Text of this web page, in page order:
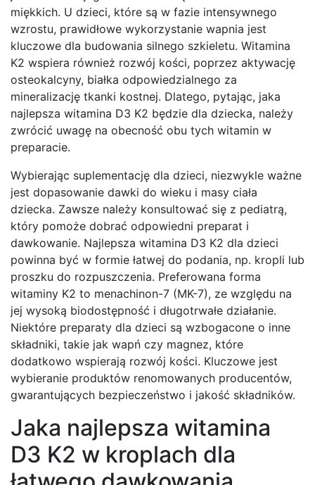
miękkich. U dzieci, które są w fazie intensywnego
wzrostu, prawidłowe wykorzystanie wapnia jest
kluczowe dla budowania silnego szkieletu. Witamina
K2 wspiera również rozwój kości, poprzez aktywację
osteokalcyny, białka odpowiedzialnego za
mineralizację tkanki kostnej. Dlatego, pytając, jaka
najlepsza witamina D3 K2 będzie dla dziecka, należy
zwrócić uwagę na obecność obu tych witamin w
preparacie.
Wybierając suplementację dla dzieci, niezwykle ważne
jest dopasowanie dawki do wieku i masy ciała
dziecka. Zawsze należy konsultować się z pediatrą,
który pomoże dobrać odpowiedni preparat i
dawkowanie. Najlepsza witamina D3 K2 dla dzieci
powinna być w formie łatwej do podania, np. kropli lub
proszku do rozpuszczenia. Preferowana forma
witaminy K2 to menachinon-7 (MK-7), ze względu na
jej wysoką biodostępność i długotrwałe działanie.
Niektóre preparaty dla dzieci są wzbogacone o inne
składniki, takie jak wapń czy magnez, które
dodatkowo wspierają rozwój kości. Kluczowe jest
wybieranie produktów renomowanych producentów,
gwarantujących bezpieczeństwo i jakość składników.
Jaka najlepsza witamina
D3 K2 w kroplach dla